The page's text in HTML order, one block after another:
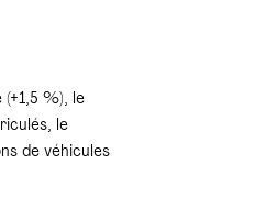
%), le
le
de véhicules